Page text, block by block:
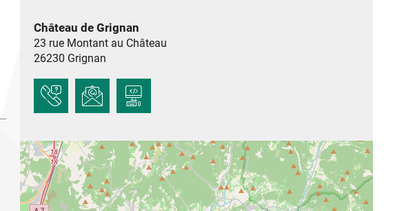
Château de Grignan
23 rue Montant au Château
26230 Grignan